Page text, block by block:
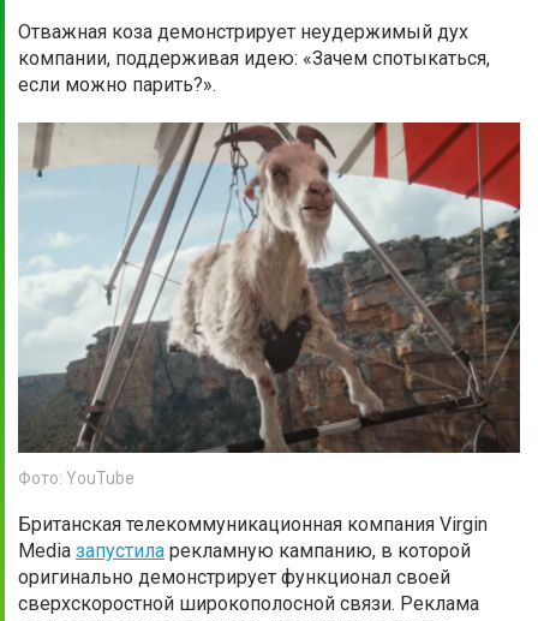
Отважная коза демонстрирует неудержимый дух
компании, поддерживая идею: «Зачем спотыкаться,
если можно парить?».
Фото: YouTube
Британская телекоммуникационная компания Virgin
Media запустила рекламную кампанию, в которой
оригинально демонстрирует функционал своей
сверхскоростной широкополосной связи. Реклама